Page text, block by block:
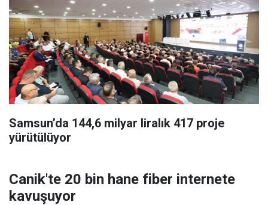
Samsun’da 144,6 milyar liralık 417 proje
yürütülüyor
Canik'te 20 bin hane fiber internete
kavuşuyor